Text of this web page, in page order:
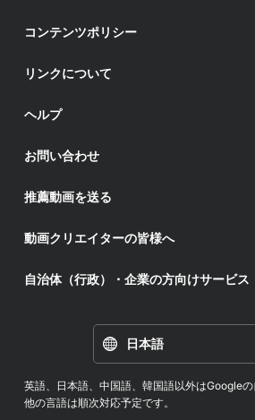
コンテンツポリシー
リンクについて
ヘルプ
お問い合わせ
推薦動画を送る
動画クリエイターの皆様へ
自治体（行政）・企業の方向けサービス
日本語
英語、日本語、中国語、韓国語以外はGoogleの
他の言語は順次対応予定です。